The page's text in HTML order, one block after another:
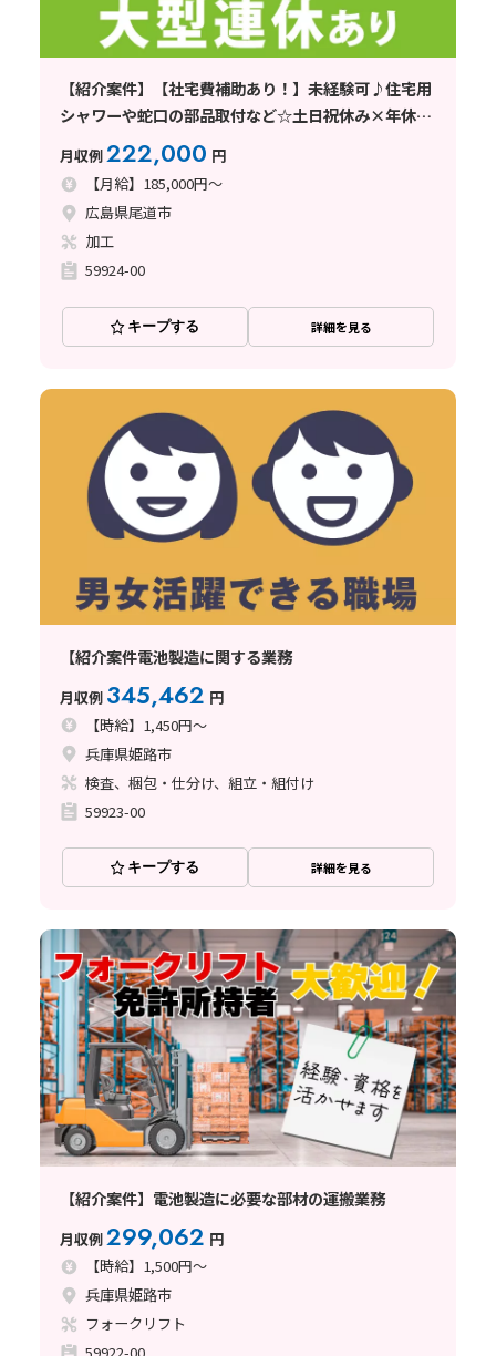
【紹介案件】【社宅費補助あり！】未経験可♪住宅用
シャワーや蛇口の部品取付など☆土日祝休み×年休
126日◎
月収例222,000 円
【月給】185,000円～
広島県尾道市
加工
59924-00
キープする 詳細を見る
【紹介案件電池製造に関する業務
月収例 345,462 円
【時給】1,450円～
兵庫県姫路市
検査、梱包・仕分け、組立・組付け
59923-00
キープする 詳細を見る
【紹介案件】電池製造に必要な部材の運搬業務
月収例299,062 円
【時給】1,500円～
兵庫県姫路市
フォークリフト